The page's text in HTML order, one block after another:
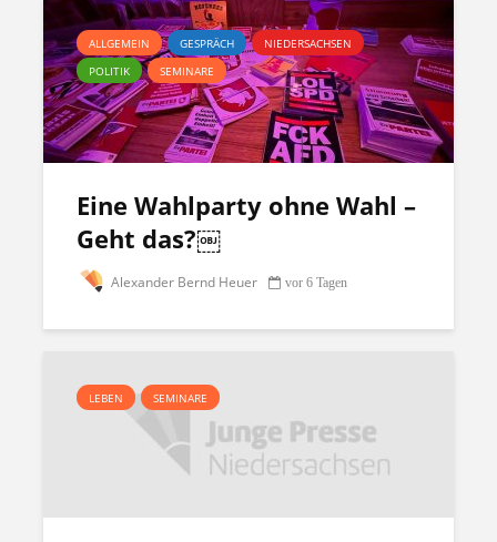
ALLGEMEIN GESPRÄCH
NIEDERSACHSEN
POLITIK
SEMINARE
Eine Wahlparty ohne Wahl –
Geht das?￼
Alexander Bernd Heuer vor 6 Tagen
LEBEN SEMINARE